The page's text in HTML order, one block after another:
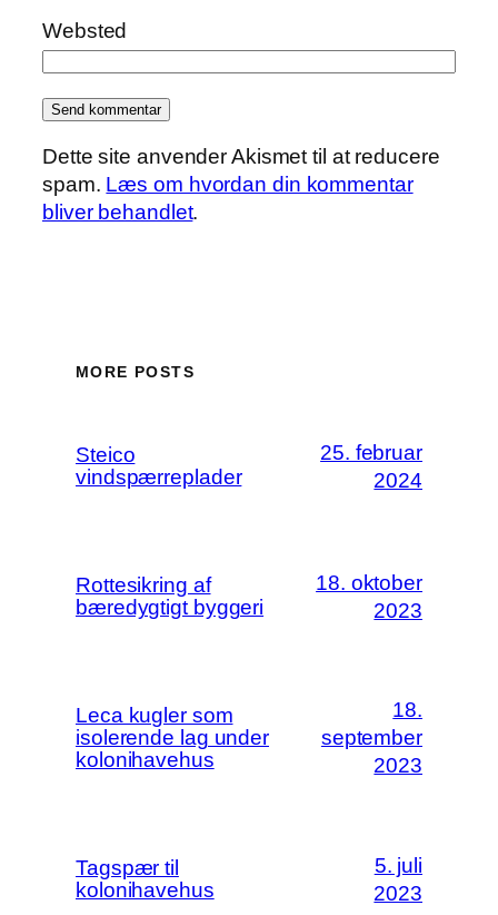
Websted
Dette site anvender Akismet til at reducere
spam. Læs om hvordan din kommentar
bliver behandlet.
MORE POSTS
Steico
vindspærreplader
25. februar
2024
Rottesikring af
bæredygtigt byggeri
18. oktober
2023
Leca kugler som
isolerende lag under
kolonihavehus
18.
september
2023
Tagspær til
kolonihavehus
5. juli
2023